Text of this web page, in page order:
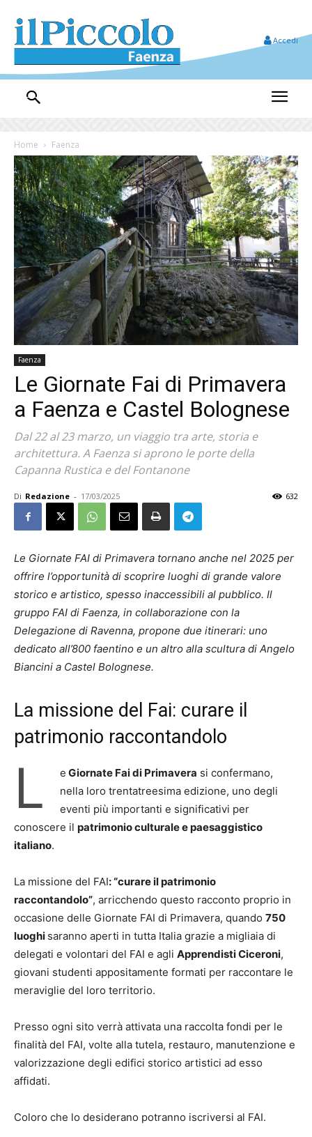
Accedi
Home Faenza
Faenza
Le Giornate Fai di Primavera
a Faenza e Castel Bolognese
Dal 22 al 23 marzo, un viaggio tra arte, storia e
architettura. A Faenza si aprono le porte della
Capanna Rustica e del Fontanone
Di Redazione - 17/03/2025 632
Le Giornate FAI di Primavera tornano anche nel 2025 per
offrire l’opportunità di scoprire luoghi di grande valore
storico e artistico, spesso inaccessibili al pubblico. Il
gruppo FAI di Faenza, in collaborazione con la
Delegazione di Ravenna, propone due itinerari: uno
dedicato all’800 faentino e un altro alla scultura di Angelo
Biancini a Castel Bolognese.
La missione del Fai: curare il
patrimonio raccontandolo
L e Giornate Fai di Primavera si confermano,
nella loro trentatreesima edizione, uno degli
eventi più importanti e significativi per
conoscere il patrimonio culturale e paesaggistico
italiano.
La missione del FAI: “curare il patrimonio
raccontandolo”, arricchendo questo racconto proprio in
occasione delle Giornate FAI di Primavera, quando 750
luoghi saranno aperti in tutta Italia grazie a migliaia di
delegati e volontari del FAI e agli Apprendisti Ciceroni,
giovani studenti appositamente formati per raccontare le
meraviglie del loro territorio.
Presso ogni sito verrà attivata una raccolta fondi per le
finalità del FAI, volte alla tutela, restauro, manutenzione e
valorizzazione degli edifici storico artistici ad esso
affidati.
Coloro che lo desiderano potranno iscriversi al FAI.